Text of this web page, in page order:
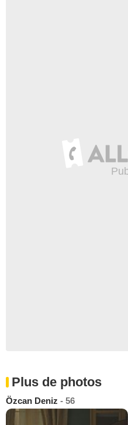
Plus de photos
Özcan Deniz - 56